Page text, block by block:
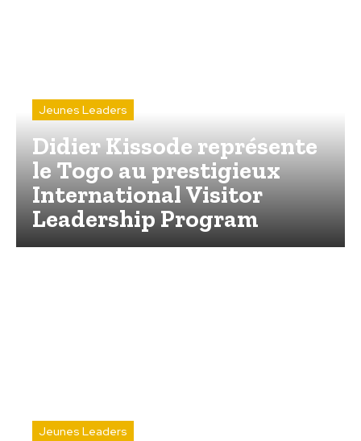
Jeunes Leaders
Didier Kissode représente
le Togo au prestigieux
International Visitor
Leadership Program
Jeunes Leaders